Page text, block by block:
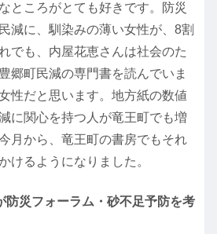
ところがとても好きです。防災
減に、馴染みの薄い女性が、8割
でも、内屋花恵さんは社会のた
郷町民減の専門書を読んでいま
性だと思います。地方紙の数値
に関心を持つ人が竜王町でも増
月から、竜王町の書房でもそれ
けるようになりました。
防災フォーラム・砂不足予防を考